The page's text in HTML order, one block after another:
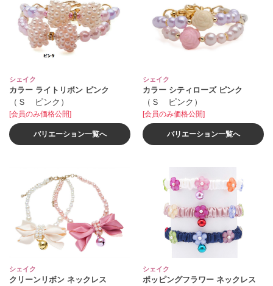
シェイク
カラー ライトリボン ピンク
（Ｓ ピンク）
[会員のみ価格公開]
バリエーション一覧へ
シェイク
カラー シティローズ ピンク
（Ｓ ピンク）
[会員のみ価格公開]
バリエーション一覧へ
シェイク
クリーンリボン ネックレス
シェイク
ポッピングフラワー ネックレス